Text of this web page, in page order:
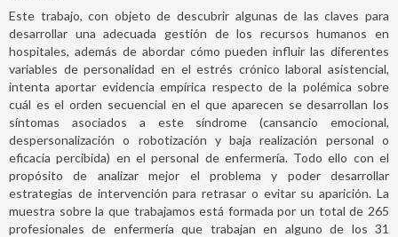
Este trabajo, con objeto de descubrir algunas de las claves para
desarrollar una adecuada gestión de los recursos humanos en
hospitales, además de abordar cómo pueden influir las diferentes
variables de personalidad en el estrés crónico laboral asistencial,
intenta aportar evidencia empírica respecto de la polémica sobre
cuál es el orden secuencial en el que aparecen se desarrollan los
síntomas asociados a este síndrome (cansancio emocional,
despersonalización o robotización y baja realización personal o
eficacia percibida) en el personal de enfermería. Todo ello con el
propósito de analizar mejor el problema y poder desarrollar
estrategias de intervención para retrasar o evitar su aparición. La
muestra sobre la que trabajamos está formada por un total de 265
profesionales de enfermería que trabajan en alguno de los 31